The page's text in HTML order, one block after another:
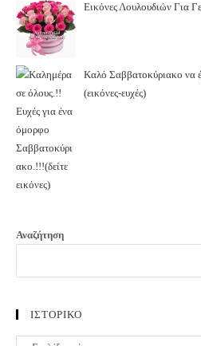
Εικόνες Λουλουδιών Για
Καλό Σαββατοκύριακο να
(εικόνες-ευχές)
Αναζήτηση
ΙΣΤΟΡΙΚΟ